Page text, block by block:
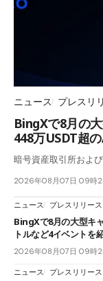
ニュース プレスリ
BingXで8月の
448万USDT超
暗号資産取引所およ
2026年08月07日 09時
ニュース プレスリリース
BingXで8月の大型キ
トルなど4イベントを
2026年08月07日 09時
ニュース プレスリリース